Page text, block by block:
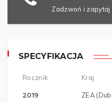
Zadzwoń i zapytaj
SPECYFIKACJA
Rocznik
2019
Kraj
ZEA